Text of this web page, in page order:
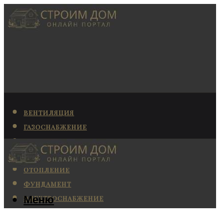
ВЕНТИЛЯЦИЯ
ГАЗОСНАБЖЕНИЕ
КАНАЛИЗАЦИЯ
КОНДИЦИОНИРОВАНИЕ
ОТОПЛЕНИЕ
ФУНДАМЕНТ
ЭЛЕКТРОСНАБЖЕНИЕ
Меню